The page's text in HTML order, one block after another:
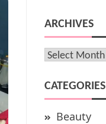
ARCHIVES
Archives
CATEGORIES
Beauty